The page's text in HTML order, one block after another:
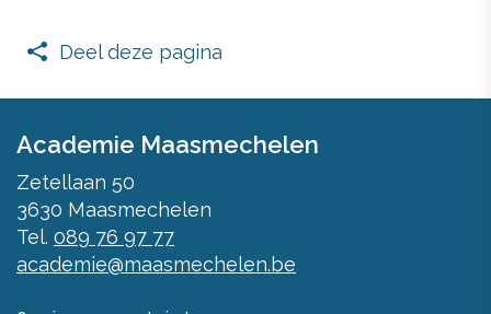
Deel deze pagina
Facebook
Twittermail
Academie Maasmechelen
Zetellaan 50
3630 Maasmechelen
Tel. 089 76 97 77
academie@maasmechelen.be